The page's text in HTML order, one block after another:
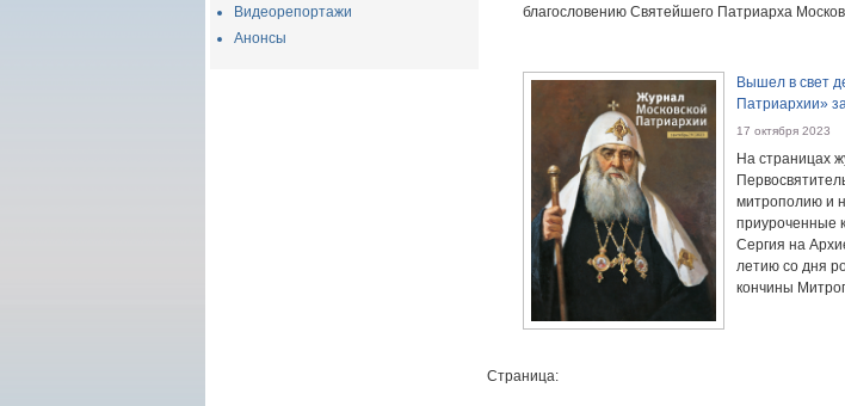
Видеорепортажи
Анонсы
благословению Святейшего Патриарха
Вышел в свет
Патриархии»
17 октября 2023
На страницах
митрополию и
приуроченные
Сергия на
летию со дня
кончины
Страница: